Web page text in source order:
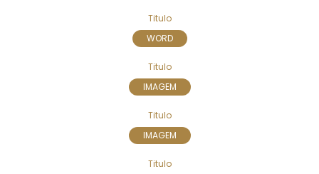
Titulo
WORD
Titulo
IMAGEM
Titulo
IMAGEM
Titulo